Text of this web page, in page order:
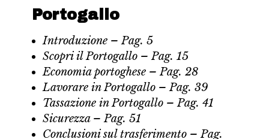
Portogallo
Introduzione – Pag. 5
Scopri il Portogallo – Pag. 15
Economia portoghese – Pag. 28
Lavorare in Portogallo – Pag. 39
Tassazione in Portogallo – Pag. 41
Sicurezza – Pag. 51
Conclusioni sul trasferimento – Pag.